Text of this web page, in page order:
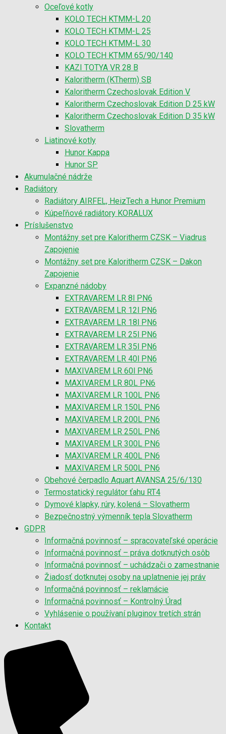
Oceľové kotly
KOLO TECH KTMM-L 20
KOLO TECH KTMM-L 25
KOLO TECH KTMM-L 30
KOLO TECH KTMM 65/90/140
KAZI TOTYA VR 28 B
Kaloritherm (KTherm) SB
Kaloritherm Czechoslovak Edition V
Kaloritherm Czechoslovak Edition D 25 kW
Kaloritherm Czechoslovak Edition D 35 kW
Slovatherm
Liatinové kotly
Hunor Kappa
Hunor SP
Akumulačné nádrže
Radiátory
Radiátory AIRFEL, HeizTech a Hunor Premium
Kúpeľňové radiátory KORALUX
Príslušenstvo
Montážny set pre Kaloritherm CZSK – Viadrus
Zapojenie
Montážny set pre Kaloritherm CZSK – Dakon
Zapojenie
Expanzné nádoby
EXTRAVAREM LR 8l PN6
EXTRAVAREM LR 12l PN6
EXTRAVAREM LR 18l PN6
EXTRAVAREM LR 25l PN6
EXTRAVAREM LR 35l PN6
EXTRAVAREM LR 40l PN6
MAXIVAREM LR 60l PN6
MAXIVAREM LR 80L PN6
MAXIVAREM LR 100L PN6
MAXIVAREM LR 150L PN6
MAXIVAREM LR 200L PN6
MAXIVAREM LR 250L PN6
MAXIVAREM LR 300L PN6
MAXIVAREM LR 400L PN6
MAXIVAREM LR 500L PN6
Obehové čerpadlo Aquart AVANSA 25/6/130
Termostatický regulátor ťahu RT4
Dymové klapky, rúry, kolená – Slovatherm
Bezpečnostný výmenník tepla Slovatherm
GDPR
Informačná povinnosť – spracovateľské operácie
Informačná povinnosť – práva dotknutých osôb
Informačná povinnosť – uchádzači o zamestnanie
Žiadosť dotknutej osoby na uplatnenie jej práv
Informačná povinnosť – reklamácie
Informačná povinnosť – Kontrolný Úrad
Vyhlásenie o používaní pluginov tretích strán
Kontakt